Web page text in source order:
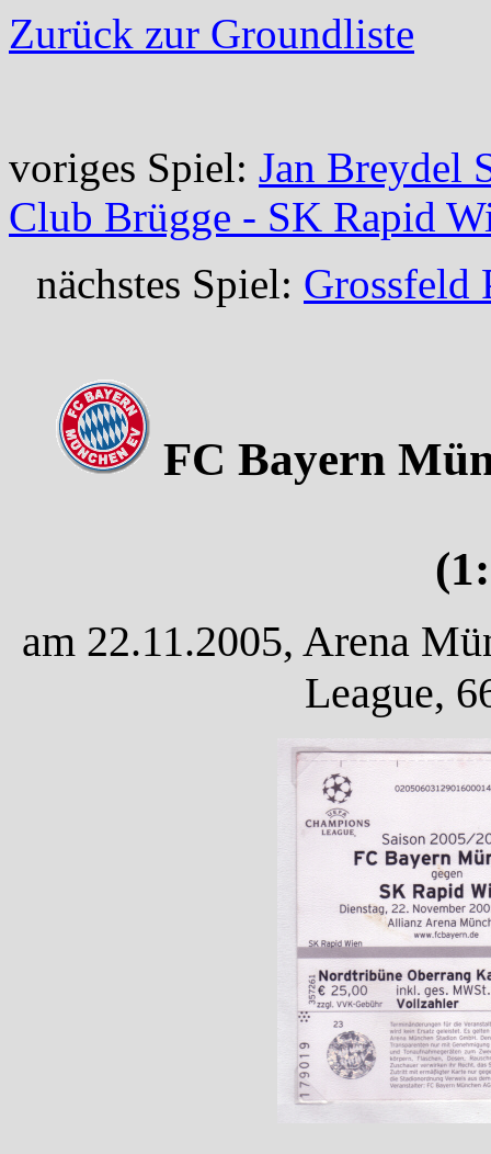
Zurück zur Groundliste
voriges Spiel: Jan Breydel
Club Brügge - SK Rapid
nächstes Spiel: Grossfeld
FC Bayern
am 22.11.2005, Arena
League,